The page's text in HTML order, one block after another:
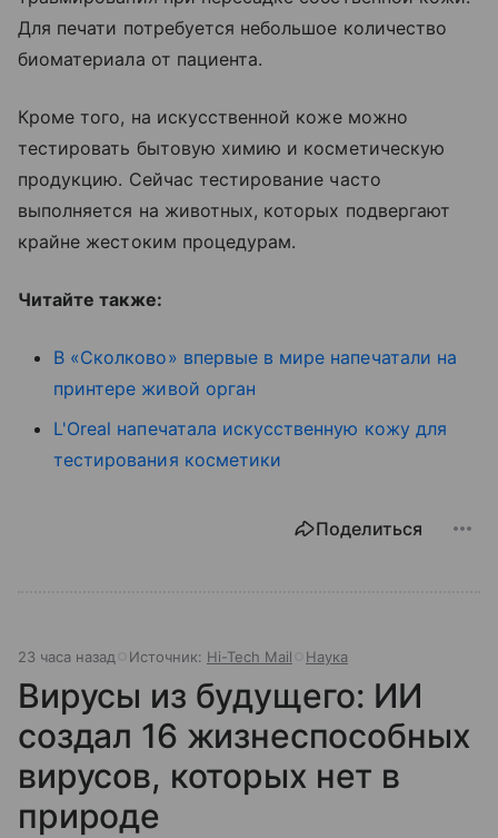
Для печати потребуется небольшое количество
биоматериала от пациента.
Кроме того, на искусственной коже можно
тестировать бытовую химию и косметическую
продукцию. Сейчас тестирование часто
выполняется на животных, которых подвергают
крайне жестоким процедурам.
Читайте также:
В «Сколково» впервые в мире напечатали на
принтере живой орган
L'Oreal напечатала искусственную кожу для
тестирования косметики
Поделиться
23 часа назад Источник: Hi-Tech Mail Наука
Вирусы из будущего: ИИ
создал 16 жизнеспособных
вирусов, которых нет в
природе